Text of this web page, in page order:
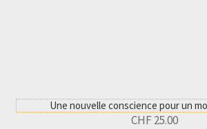
Une nouvelle conscience pour un
CHF 25.00